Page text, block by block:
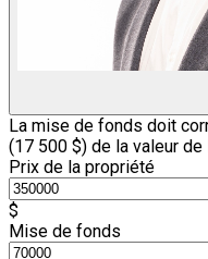
La mise de fonds doit
(17 500 $) de la valeur
Prix de la propriété
$
Mise de fonds